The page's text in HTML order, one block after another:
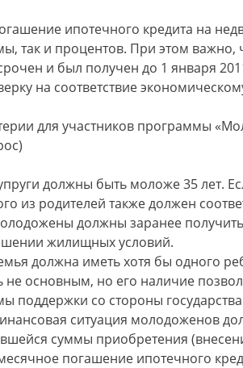
ипотечного кредита на
так и процентов. При этом важно,
и был получен до 1 января
на соответствие
для участников программы
должны быть моложе 35 лет.
из родителей также должен
должны заранее получить
жилищных условий.
должна иметь хотя бы одного
не основным, но его наличие
поддержки со стороны
ситуация молодоженов
суммы приобретения
погашение ипотечного